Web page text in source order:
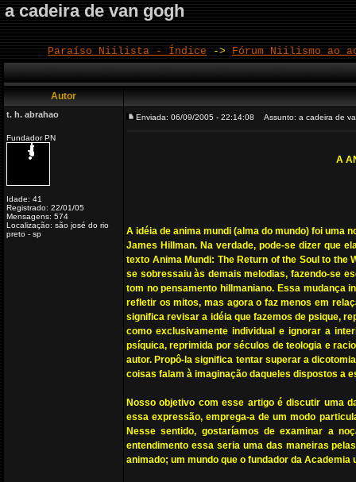
a cadeira de van gogh
Paraíso Niilista - Índice -> Fórum Niilismo ao
Autor
t. h. abrahao
Fundador PN
Idade: 41
Registrado: 22/01/05
Mensagens: 574
Localização: são josé do rio
preto - sp
Enviada: 06/09/2005 - 22:14:08 Assunto: a cadeira de
A
A idéia de anima mundi (alma do mundo) foi uma
James Hillman. Na verdade, pode-se dizer que
texto Anima Mundi: The Return of the Soul to the
se sobressaiu às demais melodias, fazendo-se
tom no pensamento hillmaniano. Essa mudança
refletir os mitos, mas agora o faz menos em
significa revisar a idéia que fazemos de psique,
como exclusivamente individual e ignorar a
psíquica, reprimida por séculos de teologia e
autor. Propô-la significa tentar superar a
coisas falam à imaginação daqueles dispostos a
Nosso objetivo com esse artigo é discutir uma
essa expressão, emprega-a de um modo
Nesse sentido, gostaríamos de examinar a
entendimento essa seria uma das maneiras
animado; um mundo que o fundador da